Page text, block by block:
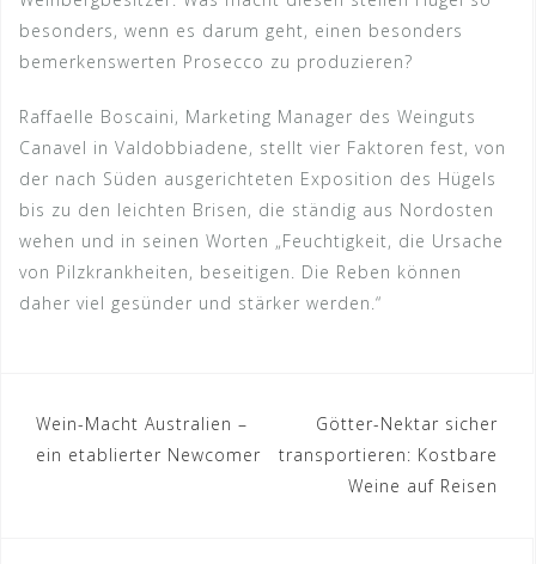
besonders, wenn es darum geht, einen besonders
bemerkenswerten Prosecco zu produzieren?
Raffaelle Boscaini, Marketing Manager des Weinguts
Canavel in Valdobbiadene, stellt vier Faktoren fest, von
der nach Süden ausgerichteten Exposition des Hügels
bis zu den leichten Brisen, die ständig aus Nordosten
wehen und in seinen Worten „Feuchtigkeit, die Ursache
von Pilzkrankheiten, beseitigen. Die Reben können
daher viel gesünder und stärker werden.“
Beitragsnavigation
Wein-Macht Australien –
ein etablierter Newcomer
Götter-Nektar sicher
transportieren: Kostbare
Weine auf Reisen